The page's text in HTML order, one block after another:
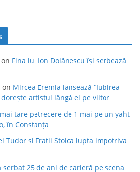
on Fina lui Ion Dolănescu își serbează
on Mircea Eremia lansează “Iubirea
artistul lângă el pe viitor
tare petrecere de 1 mai pe un yaht
în Constanța
Tudor si Fratii Stoica lupta impotriva
serbat 25 de ani de carieră pe scena